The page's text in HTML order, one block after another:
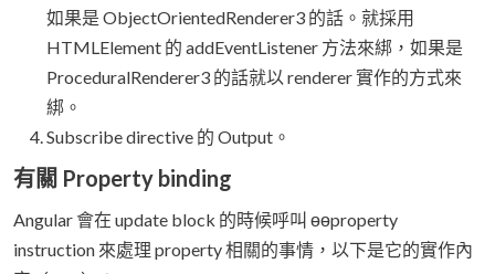
如果是 ObjectOrientedRenderer3 的話。就採用
HTMLElement 的 addEventListener 方法來綁，如果是
ProceduralRenderer3 的話就以 renderer 實作的方式來
綁。
Subscribe directive 的 Output。
有關 Property binding
Angular 會在 update block 的時候呼叫 ɵɵproperty
instruction 來處理 property 相關的事情，以下是它的實作內